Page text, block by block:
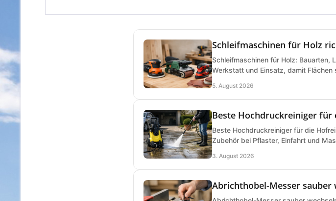
Schleifmaschinen für Holz
Schleifmaschinen für Holz: Bauarten,
Werkstatt und Einsatz, damit
5. August 2026
Beste Hochdruckreiniger für
Beste Hochdruckreiniger für die
Zubehör bei Pflaster, Einfahrt und
3. August 2026
Abrichthobel-Messer sauber